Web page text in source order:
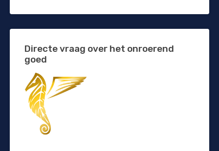
Directe vraag over het onroerend
goed